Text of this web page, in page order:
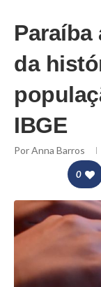
Paraíba
da
IBGE
PorAnna Barros
0